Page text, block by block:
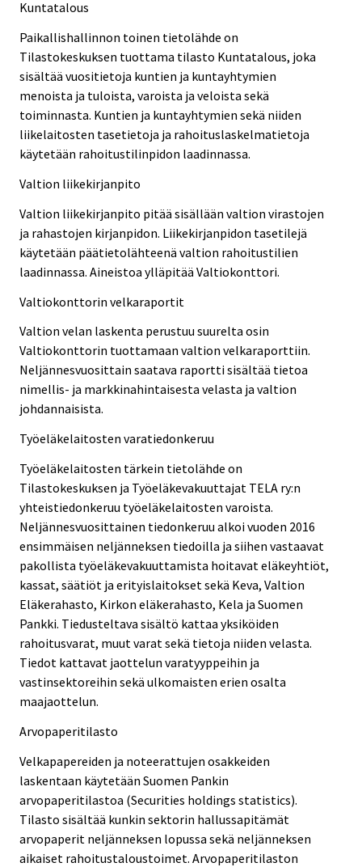
Kuntatalous
Paikallishallinnon toinen tietolähde on
Tilastokeskuksen tuottama tilasto Kuntatalous, joka
sisältää vuositietoja kuntien ja kuntayhtymien
menoista ja tuloista, varoista ja veloista sekä
toiminnasta. Kuntien ja kuntayhtymien sekä niiden
liikelaitosten tasetietoja ja rahoituslaskelmatietoja
käytetään rahoitustilinpidon laadinnassa.
Valtion liikekirjanpito
Valtion liikekirjanpito pitää sisällään valtion virastojen
ja rahastojen kirjanpidon. Liikekirjanpidon tasetilejä
käytetään päätietolähteenä valtion rahoitustilien
laadinnassa. Aineistoa ylläpitää Valtiokonttori.
Valtiokonttorin velkaraportit
Valtion velan laskenta perustuu suurelta osin
Valtiokonttorin tuottamaan valtion velkaraporttiin.
Neljännesvuosittain saatava raportti sisältää tietoa
nimellis- ja markkinahintaisesta velasta ja valtion
johdannaisista.
Työeläkelaitosten varatiedonkeruu
Työeläkelaitosten tärkein tietolähde on
Tilastokeskuksen ja Työeläkevakuuttajat TELA ry:n
yhteistiedonkeruu työeläkelaitosten varoista.
Neljännesvuosittainen tiedonkeruu alkoi vuoden 2016
ensimmäisen neljänneksen tiedoilla ja siihen vastaavat
pakollista työeläkevakuuttamista hoitavat eläkeyhtiöt,
kassat, säätiöt ja erityislaitokset sekä Keva, Valtion
Eläkerahasto, Kirkon eläkerahasto, Kela ja Suomen
Pankki. Tiedusteltava sisältö kattaa yksiköiden
rahoitusvarat, muut varat sekä tietoja niiden velasta.
Tiedot kattavat jaottelun varatyyppeihin ja
vastinsektoreihin sekä ulkomaisten erien osalta
maajaottelun.
Arvopaperitilasto
Velkapapereiden ja noteerattujen osakkeiden
laskentaan käytetään Suomen Pankin
arvopaperitilastoa (Securities holdings statistics).
Tilasto sisältää kunkin sektorin hallussapitämät
arvopaperit neljänneksen lopussa sekä neljänneksen
aikaiset rahoitustaloustoimet. Arvopaperitilaston